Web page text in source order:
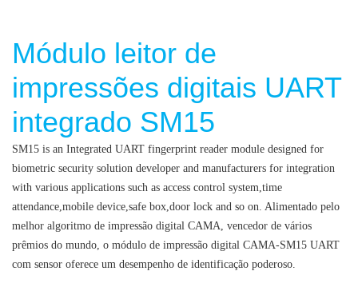
Módulo leitor de
impressões digitais UART
integrado SM15
SM15 is an Integrated UART fingerprint reader module designed for
biometric security solution developer and manufacturers for integration
with various applications such as access control system,time
attendance,mobile device,safe box,door lock and so on. Alimentado pelo
melhor algoritmo de impressão digital CAMA, vencedor de vários
prêmios do mundo, o módulo de impressão digital CAMA-SM15 UART
com sensor oferece um desempenho de identificação poderoso.